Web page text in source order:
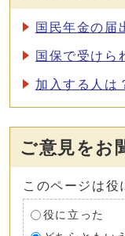
国民年金の届
国保で受けら
加入する人は
ご意見をお
このページは役
役に立った